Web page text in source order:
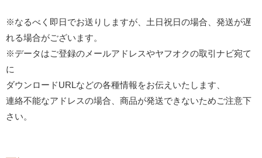
※なるべく即日でお送りしますが、土日祝日の場合、発送が遅
れる場合がございます。
※データはご登録のメールアドレスやヤフオクの取引ナビ宛て
に
ダウンロードURLなどの各種情報をお伝えいたします、
連絡不能なアドレスの場合、商品が発送できないためご注意下
さい。